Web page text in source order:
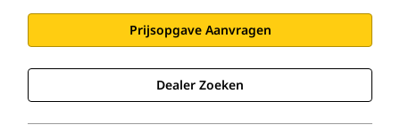
Prijsopgave Aanvragen
Dealer Zoeken